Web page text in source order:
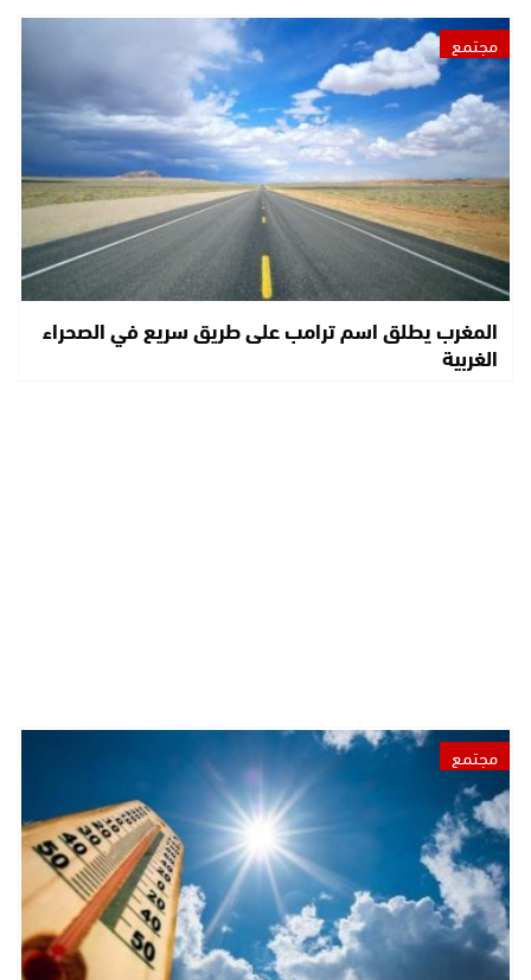
مجتمع
المغرب يطلق اسم ترامب على طريق سريع في الصحراء
الغربية
مجتمع